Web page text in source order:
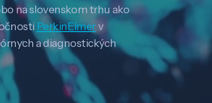
na slovenskom trhu ako
PerkinElmerv
a diagnostických